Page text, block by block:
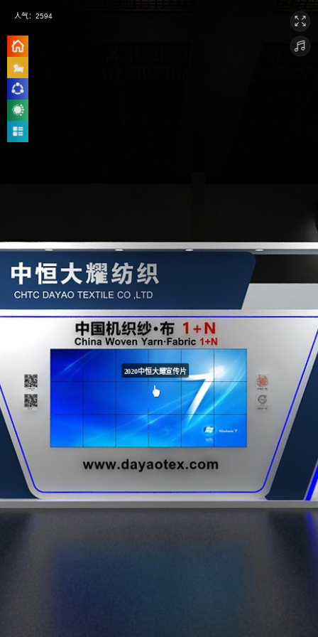
人气： 2594
2020中恒大耀宣传片